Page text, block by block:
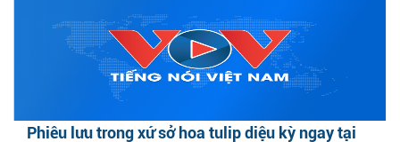
Phiêu lưu trong xứ sở hoa tulip diệu kỳ ngay tại